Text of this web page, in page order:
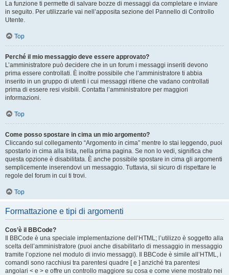
La funzione ti permette di salvare bozze di messaggi da completare e inviare
in seguito. Per utilizzarle vai nell’apposita sezione del Pannello di Controllo
Utente.
Top
Perché il mio messaggio deve essere approvato?
L’amministratore può decidere che in un forum i messaggi inseriti devono
prima essere controllati. È inoltre possibile che l’amministratore ti abbia
inserito in un gruppo di utenti i cui messaggi ritiene che vadano controllati
prima di essere resi visibili. Contatta l’amministratore per maggiori
informazioni.
Top
Come posso spostare in cima un mio argomento?
Cliccando sul collegamento “Argomento in cima” mentre lo stai leggendo, puoi
spostarlo in cima alla lista, nella prima pagina. Se non lo vedi, significa che
questa opzione è disabilitata. È anche possibile spostare in cima gli argomenti
semplicemente inserendovi un messaggio. Tuttavia, sii sicuro di rispettare le
regole del forum in cui ti trovi.
Top
Formattazione e tipi di argomenti
Cos’è il BBCode?
Il BBCode è una speciale implementazione dell’HTML; l’utilizzo è soggetto alla
scelta dell’amministratore (puoi anche disabilitarlo di messaggio in messaggio
tramite l’opzione nel modulo di invio messaggi). Il BBCode è simile all’HTML, i
comandi sono racchiusi tra parentesi quadre [ e ] anziché tra parentesi
angolari < e > e offre un controllo maggiore su cosa e come viene mostrato nei